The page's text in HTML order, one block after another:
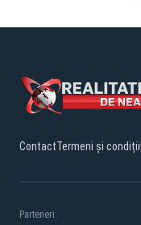
ContactTermeni și condiții
Parteneri: